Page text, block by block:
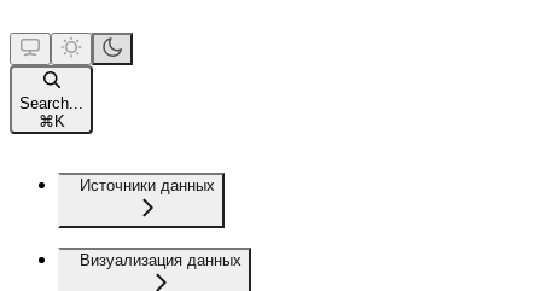
Search...
⌘ K
Источники данных
Визуализация данных